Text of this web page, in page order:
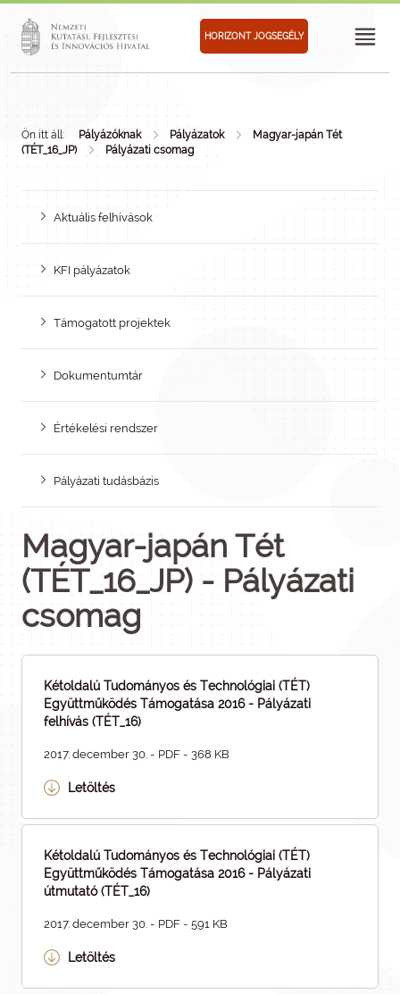
HORIZONT JOGSEGÉLY
Ön itt áll: Pályázóknak Pályázatok
Magyar-japán Tét
(TÉT_16_JP)
Pályázati csomag
Aktuális felhívások
KFI pályázatok
Támogatott projektek
Dokumentumtár
Értékelési rendszer
Pályázati tudásbázis
Magyar-japán Tét
(TÉT_16_JP) - Pályázati
csomag
Kétoldalú Tudományos és Technológiai (TÉT)
Együttműködés Támogatása 2016 - Pályázati
felhívás (TÉT_16)
2017. december 30. - PDF - 368 KB
Letöltés
Kétoldalú Tudományos és Technológiai (TÉT)
Együttműködés Támogatása 2016 - Pályázati
útmutató (TÉT_16)
2017. december 30. - PDF - 591 KB
Letöltés